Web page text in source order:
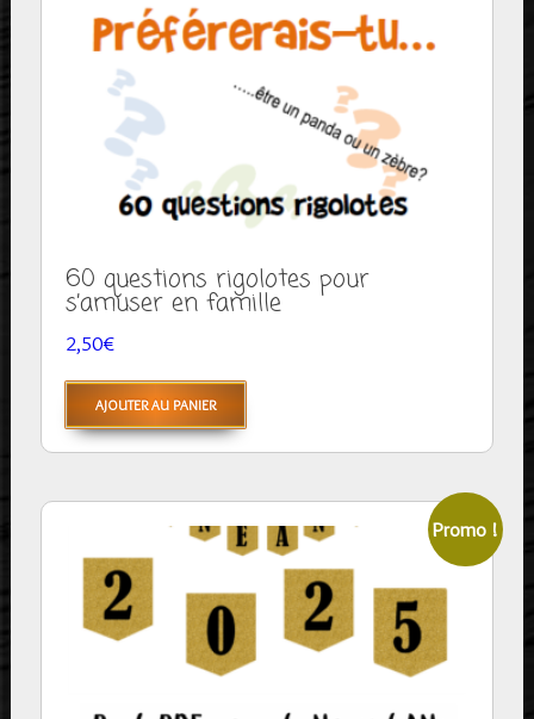
60 questions rigolotes pour
s’amuser en famille
2,50€
AJOUTER AU PANIER
Promo !